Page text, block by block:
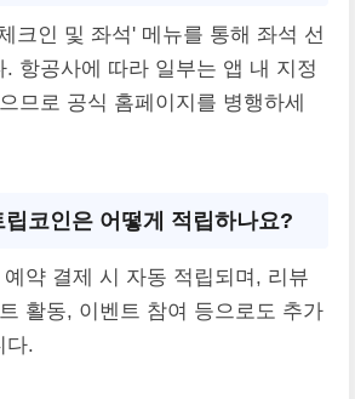
크인 및 좌석' 메뉴를 통해 좌석 선
. 항공사에 따라 일부는 앱 내 지정
므로 공식 홈페이지를 병행하세
코인은 어떻게 적립하나요?
약 결제 시 자동 적립되며, 리뷰
활동, 이벤트 참여 등으로도 추가
다.